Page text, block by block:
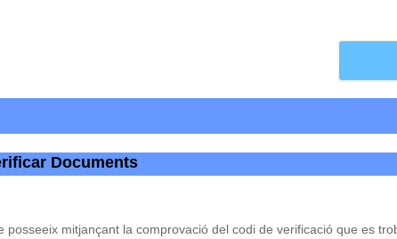
Documents
mitjançant la comprovació del codi de verificació que es